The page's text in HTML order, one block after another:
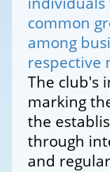
common
among
respective
The club's
marking
the
through
and